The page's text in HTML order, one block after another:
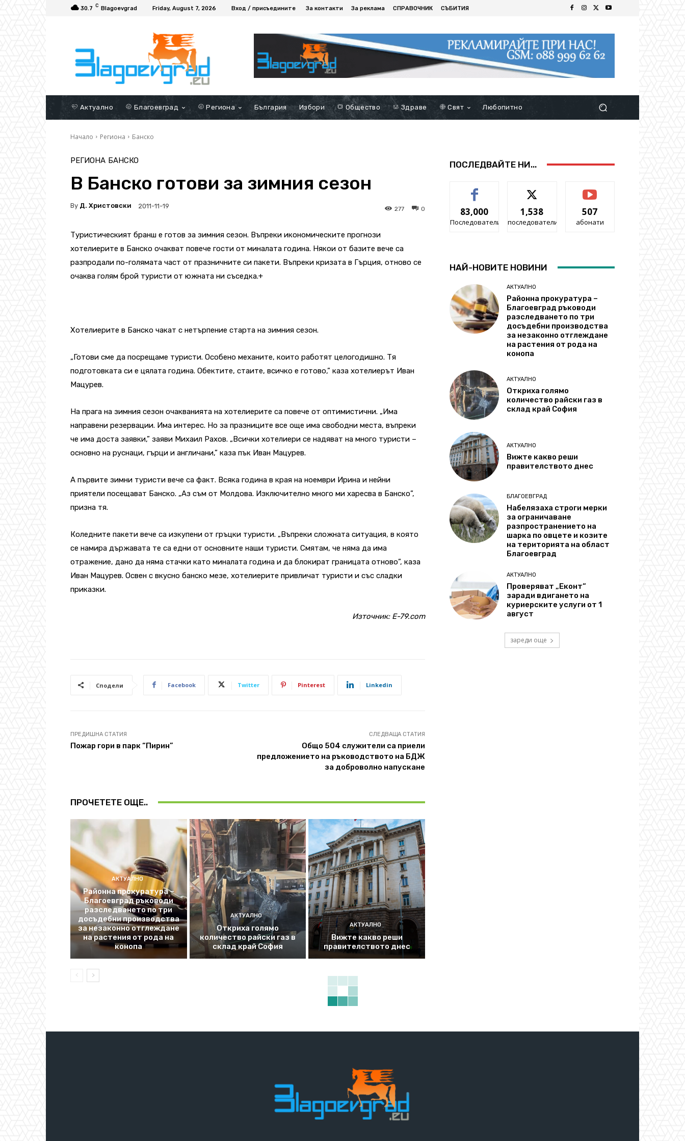
30.7 C Blagoevgrad Friday, August 7, 2026 Вход / присъедините За контакти За реклама СПРАВОЧНИК СЪБИТИЯ
Актуално Благоевград Региона България Избори Общество Здраве Свят Любопитно
Начало Региона Банско
РЕГИОНА БАНСКО
В Банско готови за зимния сезон
By Д. Христовски 2011-11-19 0
277
Туристическият бранш е готов за зимния сезон. Въпреки икономическите прогнози
хотелиерите в Банско очакват повече гости от миналата година. Някои от базите вече са
разпродали по-голямата част от празничните си пакети. Въпреки кризата в Гърция, отново се
очаква голям брой туристи от южната ни съседка.+
Хотелиерите в Банско чакат с нетърпение старта на зимния сезон.
„Готови сме да посрещаме туристи. Особено механите, които работят целогодишно. Тя
подготовката си е цялата година. Обектите, стаите, всичко е готово,” каза хотелиерът Иван
Мацурев.
На прага на зимния сезон очакванията на хотелиерите са повече от оптимистични. „Има
направени резервации. Има интерес. Но за празниците все още има свободни места, въпреки
че има доста заявки,” заяви Михаил Рахов. „Всички хотелиери се надяват на много туристи –
основно на руснаци, гърци и англичани,” каза пък Иван Мацурев.
А първите зимни туристи вече са факт. Всяка година в края на ноември Ирина и нейни
приятели посещават Банско. „Аз съм от Молдова. Изключително много ми харесва в Банско”,
призна тя.
Коледните пакети вече са изкупени от гръцки туристи. „Въпреки сложната ситуация, в която
се намира държавата те са едни от основните наши туристи. Смятам, че няма да има
отражение, дано да няма стачки като миналата година и да блокират границата отново”, каза
Иван Мацурев. Освен с вкусно банско мезе, хотелиерите привличат туристи и със сладки
приказки.
Източник: E-79.com
Сподели Facebook Twitter Pinterest Linkedin
ПРЕДИШНА СТАТИЯ
Пожар гори в парк “Пирин”
СЛЕДВАЩА СТАТИЯ
Общо 504 служители са приели
предложението на ръководството на БДЖ
за доброволно напускане
ПРОЧЕТЕТЕ ОЩЕ..
АКТУАЛНО
Районна прокуратура –
Благоевград ръководи
разследването по три
досъдебни производства
за незаконно отглеждане
на растения от рода на
конопа
АКТУАЛНО
Откриха голямо
количество райски газ в
склад край София
АКТУАЛНО
Вижте какво реши
правителството днес
ПОСЛЕДВАЙТЕ НИ...
83,000
Последователи
1,538
последователи
507
абонати
НАЙ-НОВИТЕ НОВИНИ
АКТУАЛНО
Районна прокуратура –
Благоевград ръководи
разследването по три
досъдебни производства
за незаконно отглеждане
на растения от рода на
конопа
АКТУАЛНО
Откриха голямо
количество райски газ в
склад край София
АКТУАЛНО
Вижте какво реши
правителството днес
БЛАГОЕВГРАД
Набелязаха строги мерки
за ограничаване
разпространението на
шарка по овцете и козите
на територията на област
Благоевград
АКТУАЛНО
Проверяват „Еконт“
заради вдигането на
куриерските услуги от 1
август
зареди още